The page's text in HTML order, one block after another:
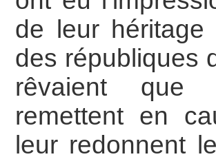
de leur
des républiques
rêvaient que
remettent en
leur redonnent